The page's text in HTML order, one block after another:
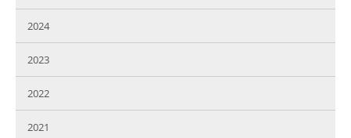
2024
2023
2022
2021